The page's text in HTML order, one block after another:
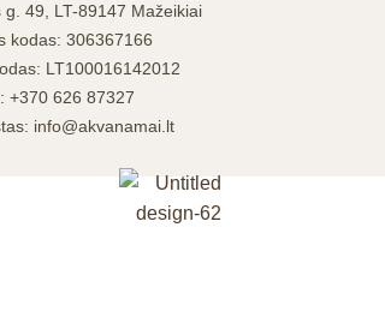
g. 49, LT-89147 Mažeikiai
kodas: 306367166
LT100016142012
+370 626 87327
info@akvanamai.lt